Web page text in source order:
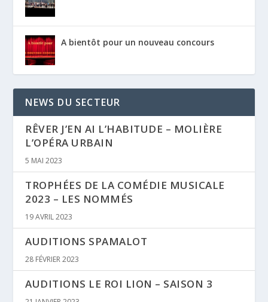
A bientôt pour un nouveau concours
NEWS DU SECTEUR
RÊVER J’EN AI L’HABITUDE – MOLIÈRE
L’OPÉRA URBAIN
5 MAI 2023
TROPHÉES DE LA COMÉDIE MUSICALE
2023 – LES NOMMÉS
19 AVRIL 2023
AUDITIONS SPAMALOT
28 FÉVRIER 2023
AUDITIONS LE ROI LION – SAISON 3